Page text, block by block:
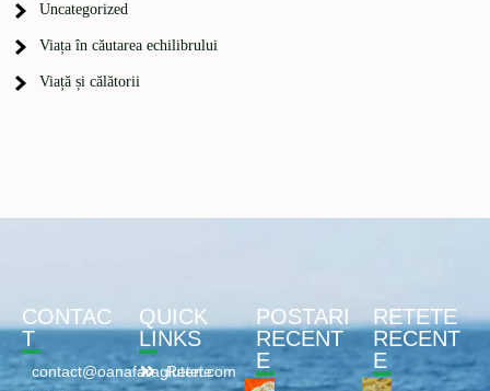
Uncategorized
Viața în căutarea echilibrului
Viață și călătorii
CONTAC
T
contact@oanafaragluten.com
QUICK
LINKS
Retete
POSTARI
RECENT
E
RETETE
RECENT
E